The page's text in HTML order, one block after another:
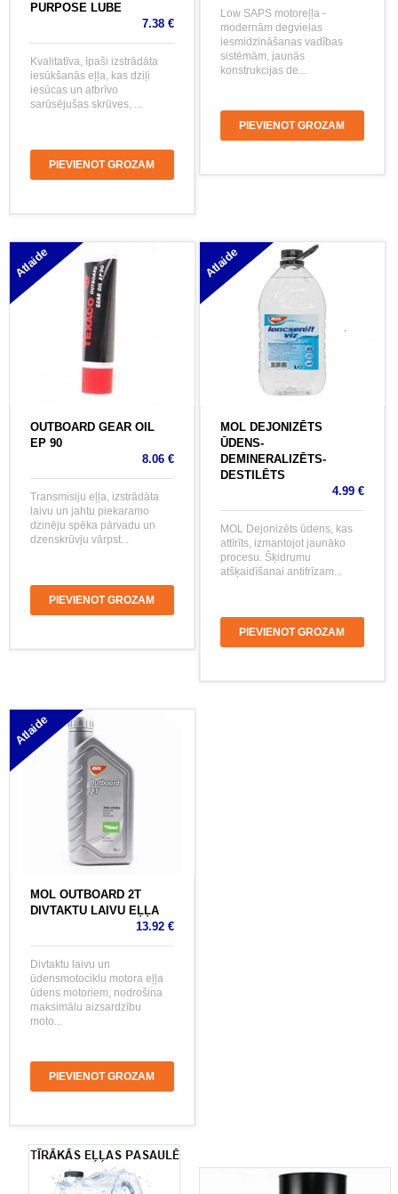
PURPOSE LUBE
7.38 €
Kvalitatīva, īpaši izstrādāta
iesūkšanās eļļa, kas dziļi
iesūcas un atbrīvo
sarūsējušas skrūves, ...
PIEVIENOT GROZAM
Low SAPS motoreļļa -
modernām degvielas
iesmidzināšanas vadības
sistēmām, jaunās
konstrukcijas de...
PIEVIENOT GROZAM
Atlaide
OUTBOARD GEAR OIL
EP 90
8.06 €
Transmisiju eļļa, izstrādāta
laivu un jahtu piekaramo
dzinēju spēka pārvadu un
dzenskrūvju vārpst...
PIEVIENOT GROZAM
Atlaide
MOL DEJONIZĒTS
ŪDENS-
DEMINERALIZĒTS-
DESTILĒTS
4.99 €
MOL Dejonizēts ūdens, kas
attīrīts, izmantojot jaunāko
procesu. Šķidrumu
atšķaidīšanai antifrīzam...
PIEVIENOT GROZAM
Atlaide
MOL OUTBOARD 2T
DIVTAKTU LAIVU EĻĻA
13.92 €
Divtaktu laivu un
ūdensmotociklu motora eļļa
ūdens motoriem, nodrošina
maksimālu aizsardzību
moto...
PIEVIENOT GROZAM